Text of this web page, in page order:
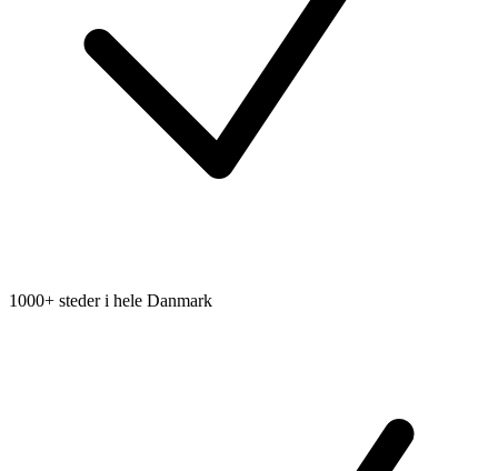
1000+ steder i hele Danmark